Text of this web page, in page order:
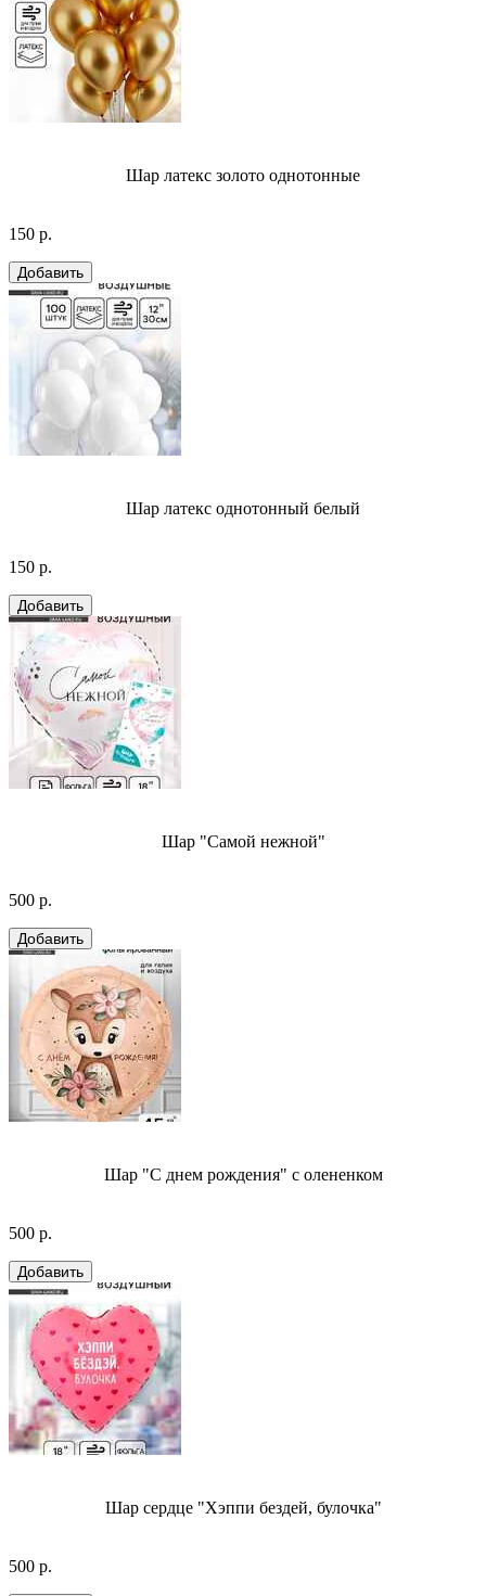
Шар латекс золото однотонные
150 р.
Шар латекс однотонный белый
150 р.
Шар "Самой нежной"
500 р.
Шар "С днем рождения" с олененком
500 р.
Шар сердце "Хэппи бездей, булочка"
500 р.